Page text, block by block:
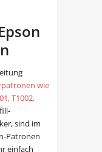
wie
T1002,
sind im
Patronen
einfach